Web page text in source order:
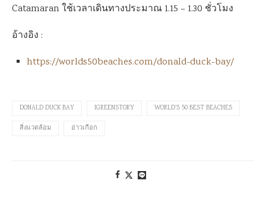
Catamaran ใช้เวลาเดินทางประมาณ 1.15 – 1.30 ชั่วโมง
อ้างอิง :
https://worlds50beaches.com/donald-duck-bay/
DONALD DUCK BAY IGREENSTORY WORLD’S 50 BEST BEACHES
สิ่งแวดล้อม อ่าวเกือก